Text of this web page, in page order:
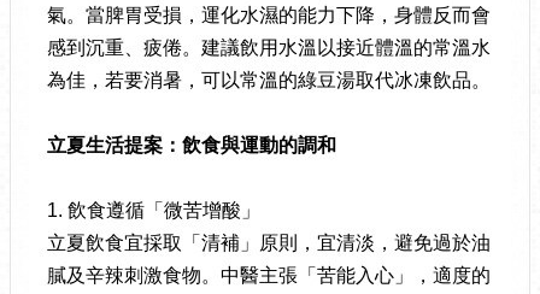
氣。當脾胃受損，運化水濕的能力下降，身體反而會
感到沉重、疲倦。建議飲用水溫以接近體溫的常溫水
為佳，若要消暑，可以常溫的綠豆湯取代冰凍飲品。
立夏生活提案：飲食與運動的調和
1. 飲食遵循「微苦增酸」
立夏飲食宜採取「清補」原則，宜清淡，避免過於油
膩及辛辣刺激食物。中醫主張「苦能入心」，適度的